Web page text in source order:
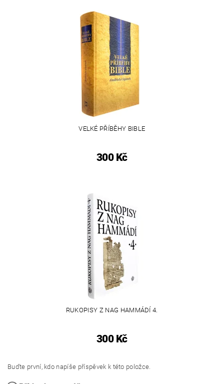
VELKÉ PŘÍBĚHY BIBLE
300 Kč
RUKOPISY Z NAG HAMMÁDÍ 4.
300 Kč
Buďte první, kdo napíše příspěvek k této položce.